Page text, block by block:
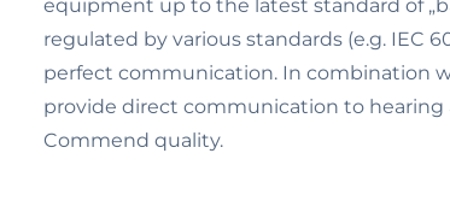
equipment up to the latest standard of
regulated by various standards (e.g. IEC
perfect communication. In combination
provide direct communication to
Commend quality.